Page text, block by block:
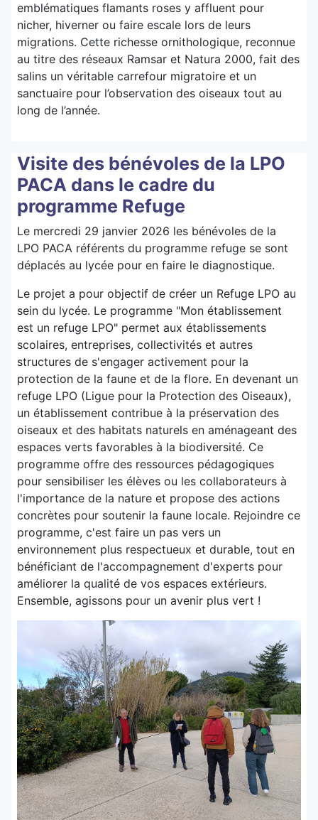
emblématiques flamants roses y affluent pour
nicher, hiverner ou faire escale lors de leurs
migrations. Cette richesse ornithologique, reconnue
au titre des réseaux Ramsar et Natura 2000, fait des
salins un véritable carrefour migratoire et un
sanctuaire pour l’observation des oiseaux tout au
long de l’année.
Visite des bénévoles de la LPO
PACA dans le cadre du
programme Refuge
Le mercredi 29 janvier 2026 les bénévoles de la
LPO PACA référents du programme refuge se sont
déplacés au lycée pour en faire le diagnostique.
Le projet a pour objectif de créer un Refuge LPO au
sein du lycée. Le programme "Mon établissement
est un refuge LPO" permet aux établissements
scolaires, entreprises, collectivités et autres
structures de s'engager activement pour la
protection de la faune et de la flore. En devenant un
refuge LPO (Ligue pour la Protection des Oiseaux),
un établissement contribue à la préservation des
oiseaux et des habitats naturels en aménageant des
espaces verts favorables à la biodiversité. Ce
programme offre des ressources pédagogiques
pour sensibiliser les élèves ou les collaborateurs à
l'importance de la nature et propose des actions
concrètes pour soutenir la faune locale. Rejoindre ce
programme, c'est faire un pas vers un
environnement plus respectueux et durable, tout en
bénéficiant de l'accompagnement d'experts pour
améliorer la qualité de vos espaces extérieurs.
Ensemble, agissons pour un avenir plus vert !